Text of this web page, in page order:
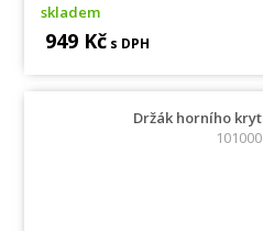
skladem
949 Kč s DPH
Držák horního